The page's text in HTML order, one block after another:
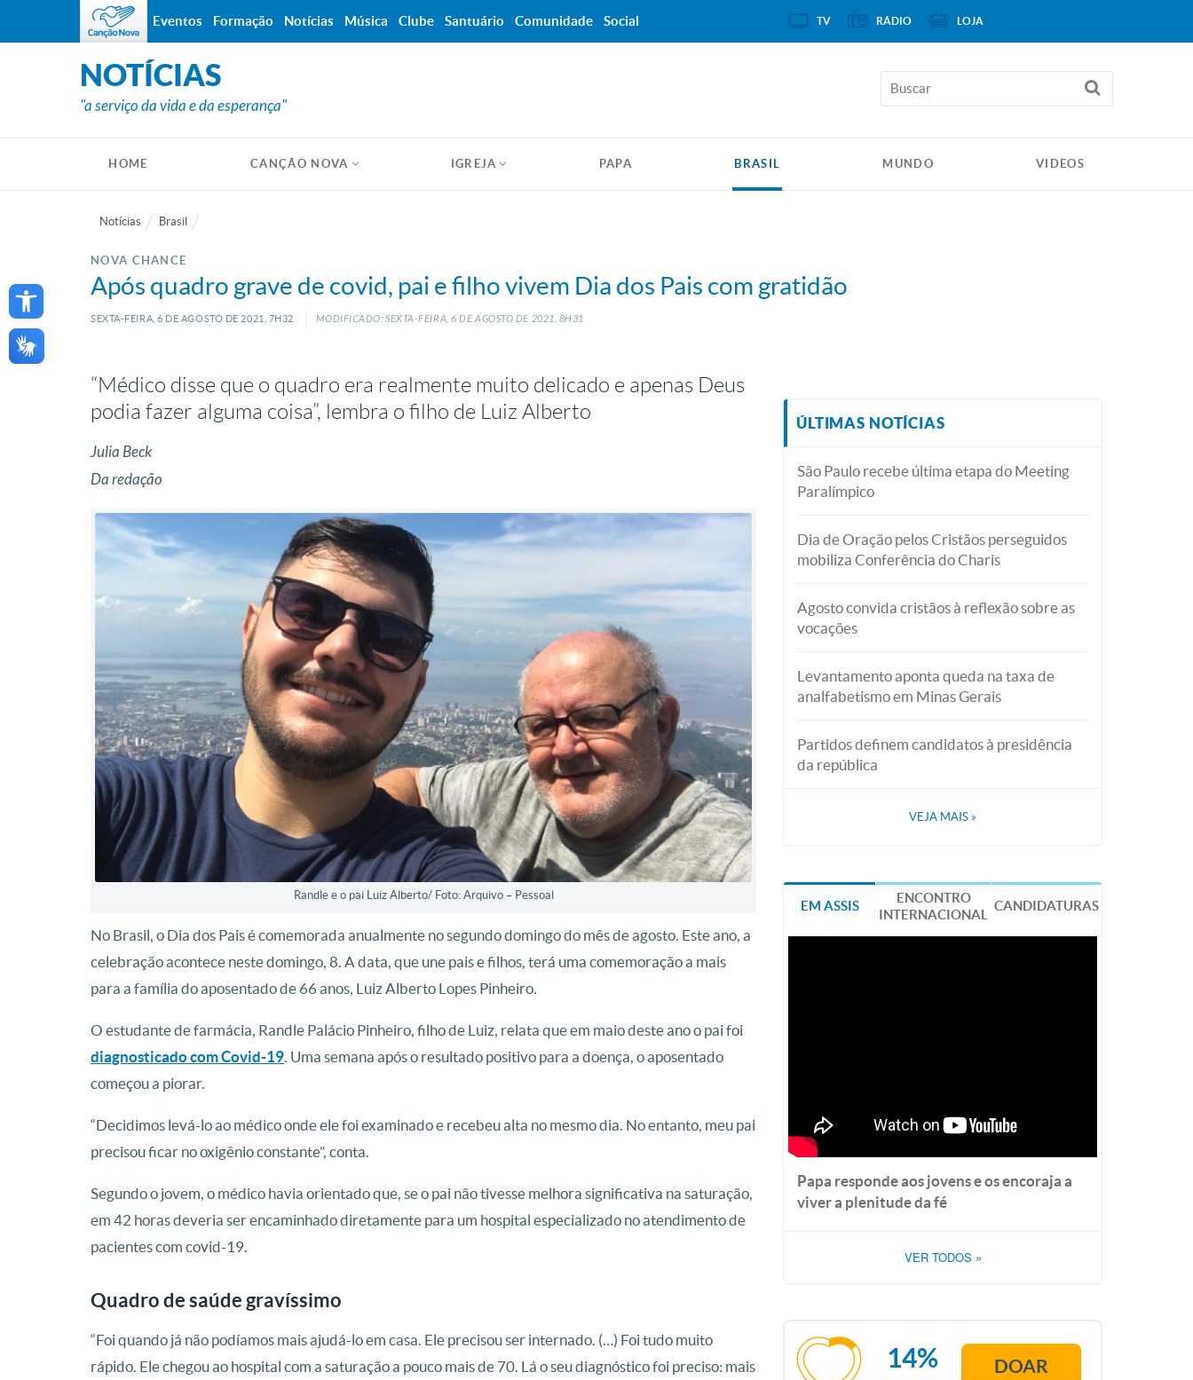
Open toolbar
NOTÍCIAS
"a serviço da vida e da esperança"
HOME CANÇÃO NOVA IGREJA PAPA BRASIL MUNDO VIDEOS
Notícias Brasil
NOVA CHANCE
Após quadro grave de covid, pai e filho vivem Dia dos Pais com gratidão
SEXTA-FEIRA, 6 DE AGOSTO DE 2021, 7H32 MODIFICADO: SEXTA-FEIRA, 6 DE AGOSTO DE 2021, 8H31
“Médico disse que o quadro era realmente muito delicado e apenas Deus
podia fazer alguma coisa”, lembra o filho de Luiz Alberto
Julia Beck
Da redação
Randle e o pai Luiz Alberto/ Foto: Arquivo – Pessoal
No Brasil, o Dia dos Pais é comemorada anualmente no segundo domingo do mês de agosto. Este ano, a
celebração acontece neste domingo, 8. A data, que une pais e filhos, terá uma comemoração a mais
para a família do aposentado de 66 anos, Luiz Alberto Lopes Pinheiro.
O estudante de farmácia, Randle Palácio Pinheiro, filho de Luiz, relata que em maio deste ano o pai foi
diagnosticado com Covid-19. Uma semana após o resultado positivo para a doença, o aposentado
começou a piorar.
“Decidimos levá-lo ao médico onde ele foi examinado e recebeu alta no mesmo dia. No entanto, meu pai
precisou ficar no oxigênio constante”, conta.
Segundo o jovem, o médico havia orientado que, se o pai não tivesse melhora significativa na saturação,
em 42 horas deveria ser encaminhado diretamente para um hospital especializado no atendimento de
pacientes com covid-19.
Quadro de saúde gravíssimo
“Foi quando já não podíamos mais ajudá-lo em casa. Ele precisou ser internado. (…) Foi tudo muito
rápido. Ele chegou ao hospital com a saturação a pouco mais de 70. Lá o seu diagnóstico foi preciso: mais
ÚLTIMAS NOTÍCIAS
São Paulo recebe última etapa do Meeting
Paralímpico
Dia de Oração pelos Cristãos perseguidos
mobiliza Conferência do Charis
Agosto convida cristãos à reflexão sobre as
vocações
Levantamento aponta queda na taxa de
analfabetismo em Minas Gerais
Partidos definem candidatos à presidência
da república
VEJA MAIS »
EM ASSIS
ENCONTRO
INTERNACIONAL
CANDIDATURAS
Papa responde aos jovens e os encoraja a
viver a plenitude da fé
VER TODOS »
14% DOAR
Eventos Formação Notícias Música Clube Santuário Comunidade Social TV RÁDIO LOJA